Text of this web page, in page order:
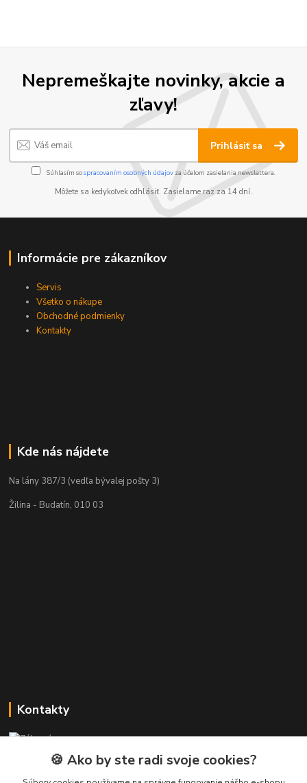
Nepremeškajte novinky, akcie a
zľavy!
Prihlásiť sa
Súhlasím sospracovaním osobných údajov za účelom zasielania newslettera.
Môžete sa kedykoľvek odhlásiť. Zasielame raz za 14 dní.
Informácie pre zákazníkov
Servis
Všetko o nákupe
Obchodné podmienky
Kontakty
Kde nás nájdete
Na lány 387/3 (vedľa bývalej pošty 3)
Žilina - Budatín, 010 03
Kontakty
+421 911 010 560
Po-Pia, 13-17 hod.
🍪 Ako by ste radi svoje cookies?